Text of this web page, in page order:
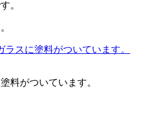
料がついています。